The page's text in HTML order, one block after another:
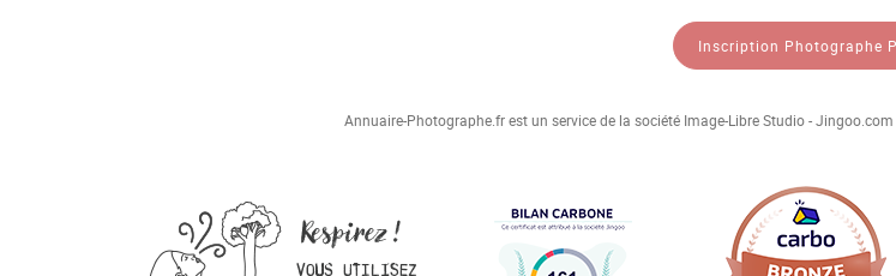
Inscription Photographe
Annuaire-Photographe.fr est un service de la société Image-Libre Studio -